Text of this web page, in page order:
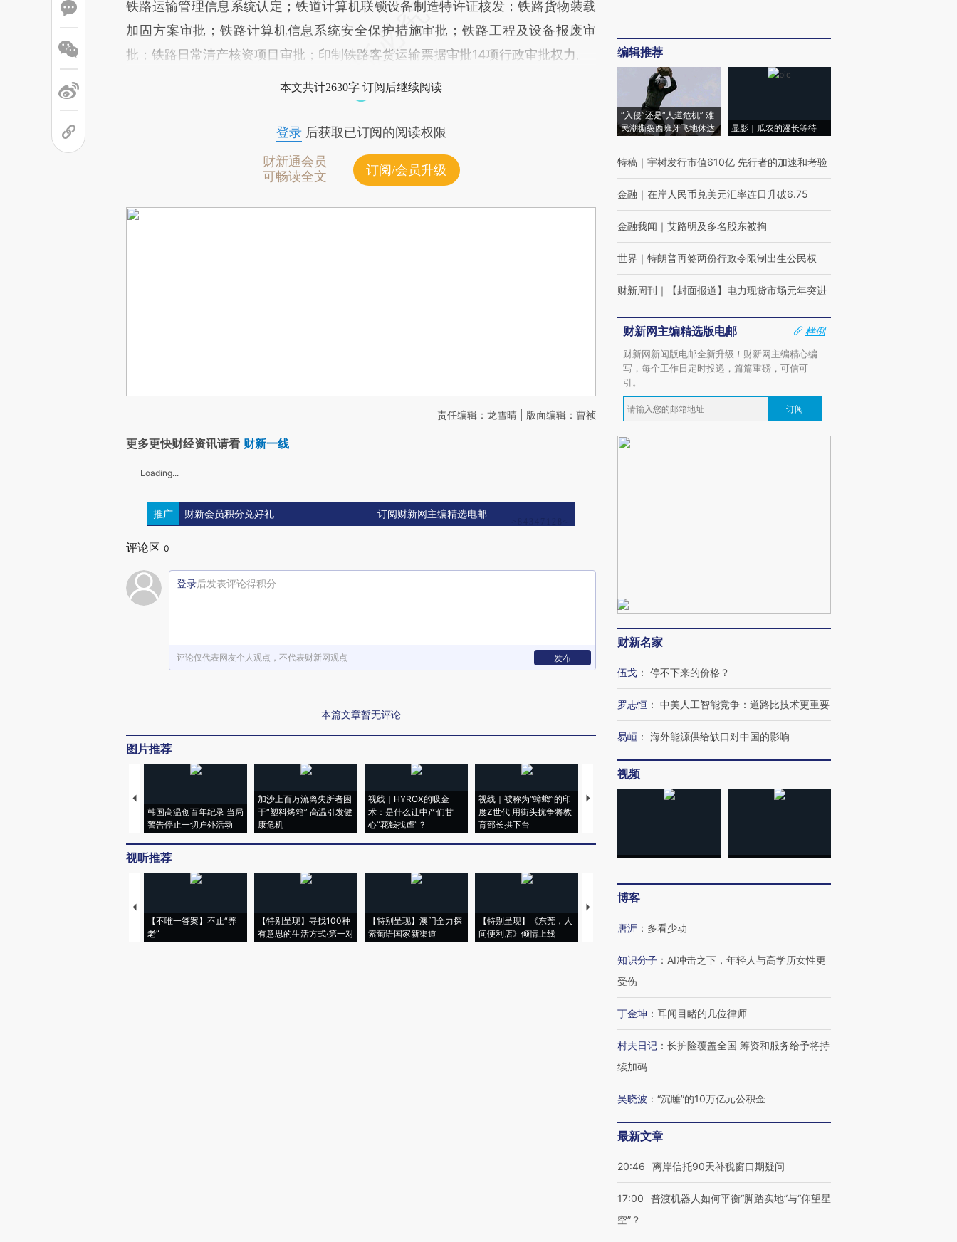
铁路运输管理信息系统认定；铁道计算机联锁设备制造特许证核发；铁路货物装载
加固方案审批；铁路计算机信息系统安全保护措施审批；铁路工程及设备报废审
批；铁路日常清产核资项目审批；印制铁路客货运输票据审批14项行政审批权力。
本文共计2630字 订阅后继续阅读
登录后获取已订阅的阅读权限
财新通会员
可畅读全文
订阅/会员升级
责任编辑：龙雪晴 | 版面编辑：曹祯
更多更快财经资讯请看 财新一线
Loading...
推广 财新会员积分兑好礼 订阅财新网主编精选电邮
评论区 0
登录后发表评论得积分
评论仅代表网友个人观点，不代表财新网观点 发布
本篇文章暂无评论
图片推荐
韩国高温创百年纪录 当局
警告停止一切户外活动
加沙上百万流离失所者困
于“塑料烤箱” 高温引发健
康危机
视线｜HYROX的吸金
术：是什么让中产们甘
心“花钱找虐”？
视线｜被称为“蟑螂”的印
度Z世代 用街头抗争将教
育部长拱下台
视线｜“入侵”还是“人道危
湖北宜昌局部短时降雨
视听推荐
【不唯一答案】不止“养
老”
【特别呈现】寻找100种
有意思的生活方式·第一对
【特别呈现】澳门全力探
索葡语国家新渠道
【特别呈现】《东莞，人
间便利店》倾情上线
【推广】走进第四届链博
会，让数智科技“链”接产
编辑推荐
“入侵”还是“人道危机” 难
民潮撕裂西班牙飞地休达
显影｜瓜农的漫长等待
特稿 ｜ 宇树发行市值610亿 先行者的加速和考验
金融 ｜ 在岸人民币兑美元汇率连日升破6.75
金融我闻 ｜ 艾路明及多名股东被拘
世界 ｜ 特朗普再签两份行政令限制出生公民权
财新周刊 ｜ 【封面报道】电力现货市场元年突进
财新网主编精选版电邮
样例
财新网新闻版电邮全新升级！财新网主编精心编
写，每个工作日定时投递，篇篇重磅，可信可
引。
订阅
财新名家
伍戈 ： 停不下来的价格？
罗志恒 ： 中美人工智能竞争：道路比技术更重要
易峘 ： 海外能源供给缺口对中国的影响
视频
博客
唐涯 ： 多看少动
知识分子 ： AI冲击之下，年轻人与高学历女性更
受伤
丁金坤 ： 耳闻目睹的几位律师
村夫日记 ： 长护险覆盖全国 筹资和服务给予将持
续加码
吴晓波 ： “沉睡”的10万亿元公积金
最新文章
20:46 离岸信托90天补税窗口期疑问
17:00
普渡机器人如何平衡“脚踏实地”与“仰望星
空”？